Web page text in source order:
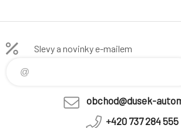
Slevy a novinky e-mailem
obchod@dusek-
+420 737 284 555